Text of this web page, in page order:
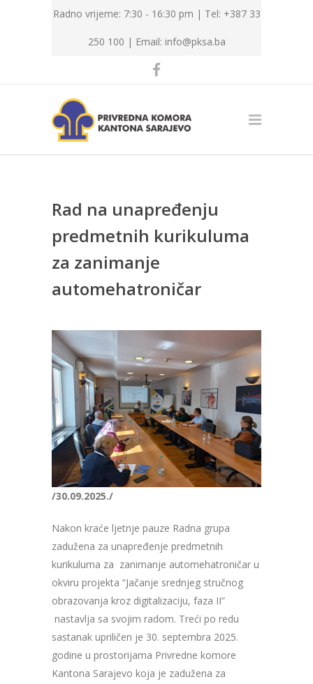
Radno vrijeme: 7:30 - 16:30 pm | Tel: +387 33
250 100 | Email: info@pksa.ba
Rad na unapređenju
predmetnih kurikuluma
za zanimanje
automehatroničar
/30.09.2025./
Nakon kraće ljetnje pauze Radna grupa
zadužena za unapređenje predmetnih
kurikuluma za zanimanje automehatroničar u
okviru projekta “Jačanje srednjeg stručnog
obrazovanja kroz digitalizaciju, faza II”
nastavlja sa svojim radom. Treći po redu
sastanak upriličen je 30. septembra 2025.
godine u prostorijama Privredne komore
Kantona Sarajevo koja je zadužena za